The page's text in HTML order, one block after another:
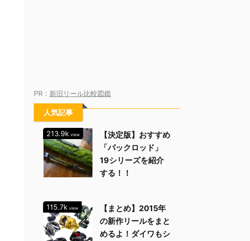
PR： 新旧リール比較図鑑
人気記事
213.9k view
【決定版】おすすめ
「パックロッド」
19シリーズを紹介
する！！
115.7k view
【まとめ】2015年
の新作リールをまと
めるよ！ダイワもシ